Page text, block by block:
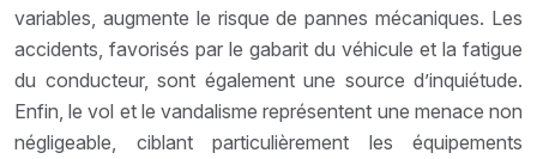
variables, augmente le risque de pannes mécaniques. Les
accidents, favorisés par le gabarit du véhicule et la fatigue
du conducteur, sont également une source d’inquiétude.
Enfin, le vol et le vandalisme représentent une menace non
négligeable, ciblant particulièrement les équipements